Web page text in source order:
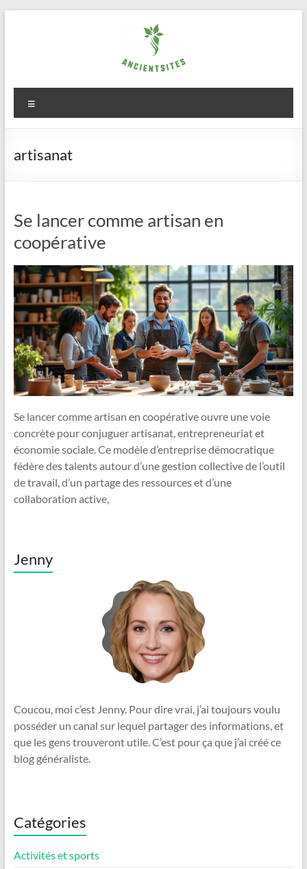
ancientsites.eu
artisanat
Se lancer comme artisan en
coopérative
Se lancer comme artisan en coopérative ouvre une voie
concrète pour conjuguer artisanat, entrepreneuriat et
économie sociale. Ce modèle d’entreprise démocratique
fédère des talents autour d’une gestion collective de l’outil
de travail, d’un partage des ressources et d’une
collaboration active,
Jenny
Coucou, moi c’est Jenny. Pour dire vrai, j’ai toujours voulu
posséder un canal sur lequel partager des informations, et
que les gens trouveront utile. C’est pour ça que j’ai créé ce
blog généraliste.
Catégories
Activités et sports